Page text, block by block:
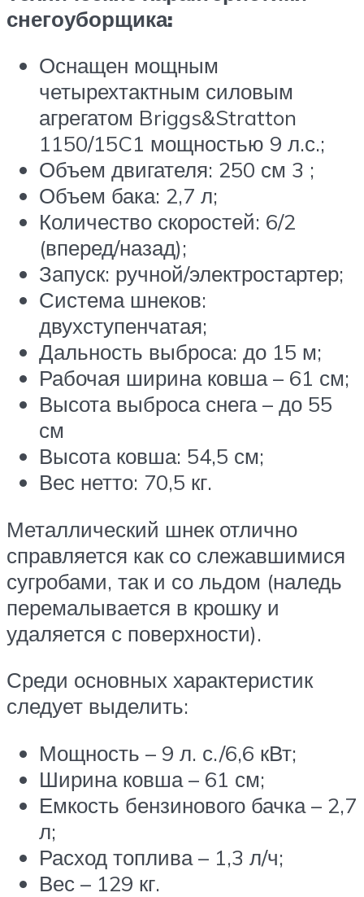
снегоуборщика:
Оснащен мощным
четырехтактным силовым
агрегатом Briggs&Stratton
1150/15C1 мощностью 9 л.с.;
Объем двигателя: 250 см 3 ;
Объем бака: 2,7 л;
Количество скоростей: 6/2
(вперед/назад);
Запуск: ручной/электростартер;
Система шнеков:
двухступенчатая;
Дальность выброса: до 15 м;
Рабочая ширина ковша – 61 см;
Высота выброса снега – до 55
см
Высота ковша: 54,5 см;
Вес нетто: 70,5 кг.
Металлический шнек отлично
справляется как со слежавшимися
сугробами, так и со льдом (наледь
перемалывается в крошку и
удаляется с поверхности).
Среди основных характеристик
следует выделить:
Мощность – 9 л. с./6,6 кВт;
Ширина ковша – 61 см;
Емкость бензинового бачка – 2,7
л;
Расход топлива – 1,3 л/ч;
Вес – 129 кг.